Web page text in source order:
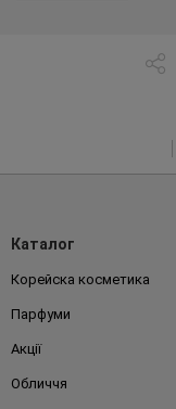
Каталог
Корейска косметика
Парфуми
Акції
Обличчя